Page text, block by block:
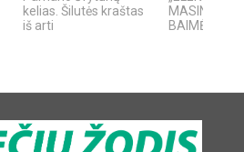
kelias. Šilutės kraštas
iš arti
MASINĖ
BAIMĖS